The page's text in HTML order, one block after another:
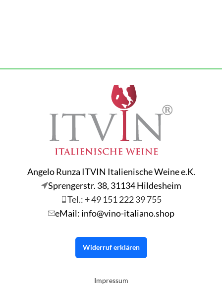
Angelo Runza ITVIN Italienische Weine e.K.
Sprengerstr. 38, 31134 Hildesheim
Tel.: + 49 151 222 39 755
eMail: info@vino-italiano.shop
Widerruf erklären
Impressum